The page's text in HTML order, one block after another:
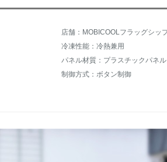
冷凍性能：冷熱兼用
パネル材質：プラスチックパネル
制御方式：ボタン制御